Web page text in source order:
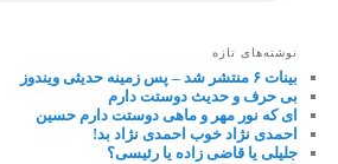
نوشته‌های تازه
بینات ۶ منتشر شد – پس زمینه حدیثی ویندوز
بی حرف و حدیث دوستت دارم
ای که نور مهر و ماهی دوستت دارم حسین
احمدی نژاد خوب احمدی نژاد بد!
جلیلی یا قاضی زاده یا رئیسی؟